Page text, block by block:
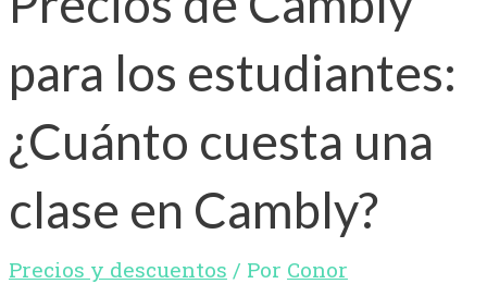
para los estudiantes:
¿Cuánto cuesta una
clase en Cambly?
Precios y descuentos / Por Conor